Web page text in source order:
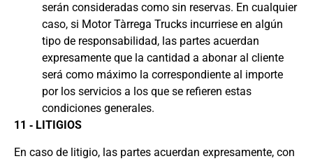
serán consideradas como sin reservas. En cualquier
caso, si Motor Tàrrega Trucks incurriese en algún
tipo de responsabilidad, las partes acuerdan
expresamente que la cantidad a abonar al cliente
será como máximo la correspondiente al importe
por los servicios a los que se refieren estas
condiciones generales.
11 ‐ LITIGIOS
En caso de litigio, las partes acuerdan expresamente, con